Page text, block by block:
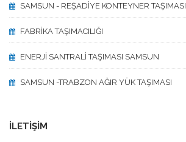
SAMSUN - REŞADİYE KONTEYNER TAŞIMASI
FABRİKA TAŞIMACILIĞI
ENERJİ SANTRALİ TAŞIMASI SAMSUN
SAMSUN -TRABZON AĞIR YÜK TAŞIMASI
İLETİŞİM